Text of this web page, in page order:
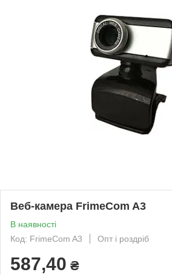
Веб-камера FrimeCom A3
В наявності
Код: FrimeCom A3
Опт і роздріб
587,40 ₴